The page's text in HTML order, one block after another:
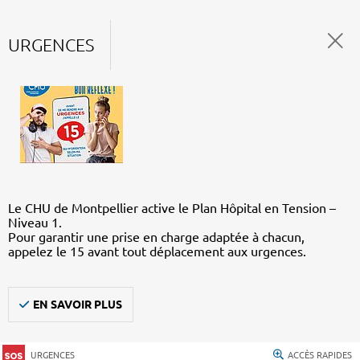
URGENCES
Le CHU de Montpellier active le Plan Hôpital en Tension –
Niveau 1.
Pour garantir une prise en charge adaptée à chacun,
appelez le 15 avant tout déplacement aux urgences.
EN SAVOIR PLUS
URGENCES ACCÈS RAPIDES